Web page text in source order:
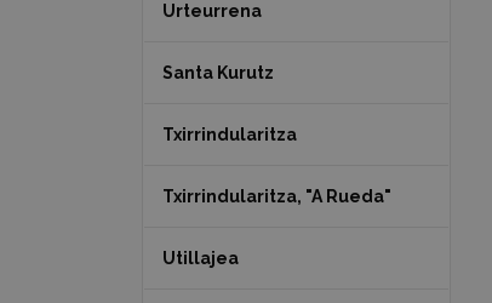
Urteurrena
Santa Kurutz
Txirrindularitza
Txirrindularitza, "A Rueda"
Utillajea